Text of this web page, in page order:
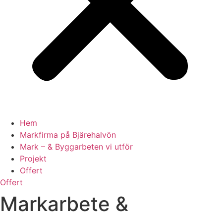
Hem
Markfirma på Bjärehalvön
Mark – & Byggarbeten vi utför
Projekt
Offert
Offert
Markarbete &